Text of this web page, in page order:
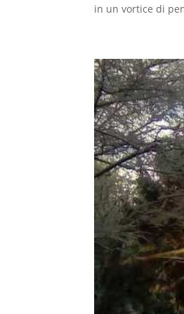
in un vortice di